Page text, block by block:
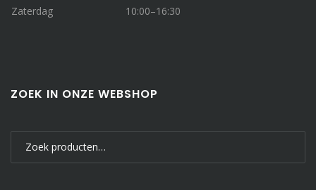
Zaterdag
10:00–16:30
ZOEK IN ONZE WEBSHOP